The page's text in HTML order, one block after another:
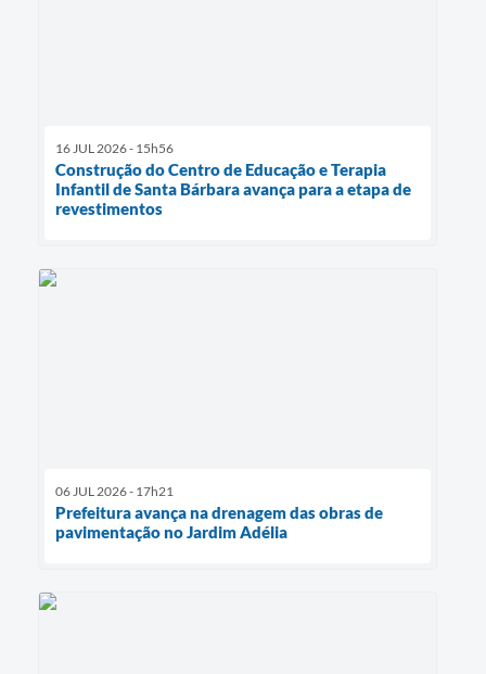
16 JUL 2026 - 15h56
Construção do Centro de Educação e Terapia
Infantil de Santa Bárbara avança para a etapa de
revestimentos
06 JUL 2026 - 17h21
Prefeitura avança na drenagem das obras de
pavimentação no Jardim Adélia